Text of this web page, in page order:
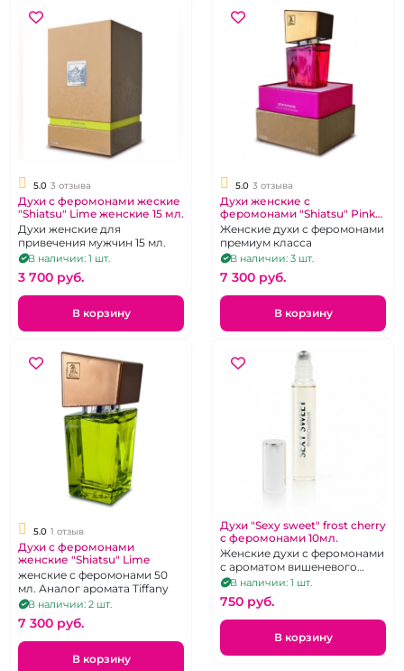
5.0 3 отзыва
Духи с феромонами жеские
"Shiatsu" Lime женские 15 мл.
Духи женские для
привечения мужчин 15 мл.
В наличии: 1 шт.
3 700 pуб.
В корзину
5.0 3 отзыва
Духи женские с
феромонами "Shiatsu" Pink
50 мл.
Женские духи с феромонами
премиум класса
В наличии: 3 шт.
7 300 pуб.
В корзину
5.0 1 отзыв
Духи с феромонами
женские "Shiatsu" Lime
женские с феромонами 50
мл. Аналог аромата Tiffany
В наличии: 2 шт.
7 300 pуб.
В корзину
Духи "Sexy sweet" frost cherry
с феромонами 10мл.
Женские духи с феромонами
с ароматом вишеневого
мороженого.
В наличии: 1 шт.
750 pуб.
В корзину